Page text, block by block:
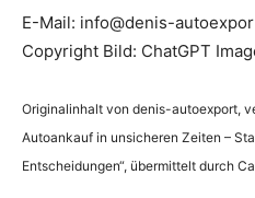
E-Mail: info@denis-
Copyright Bild: ChatGPT
Originalinhalt von denis-autoexport,
Autoankauf in unsicheren Zeiten –
Entscheidungen“, übermittelt durch